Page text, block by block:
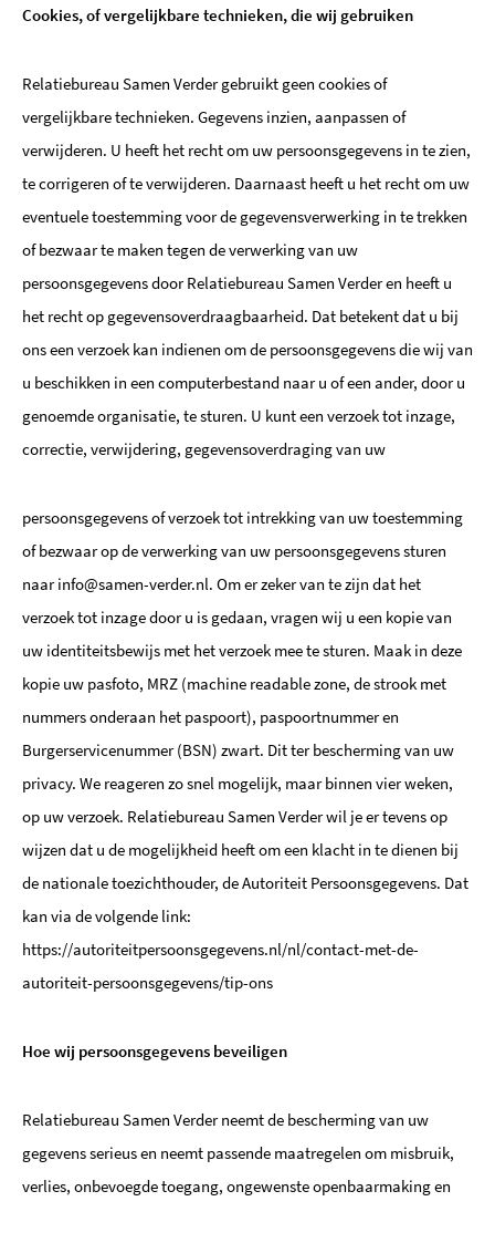
Cookies, of vergelijkbare technieken, die wij gebruiken
Relatiebureau Samen Verder gebruikt geen cookies of
vergelijkbare technieken. Gegevens inzien, aanpassen of
verwijderen. U heeft het recht om uw persoonsgegevens in te zien,
te corrigeren of te verwijderen. Daarnaast heeft u het recht om uw
eventuele toestemming voor de gegevensverwerking in te trekken
of bezwaar te maken tegen de verwerking van uw
persoonsgegevens door Relatiebureau Samen Verder en heeft u
het recht op gegevensoverdraagbaarheid. Dat betekent dat u bij
ons een verzoek kan indienen om de persoonsgegevens die wij van
u beschikken in een computerbestand naar u of een ander, door u
genoemde organisatie, te sturen. U kunt een verzoek tot inzage,
correctie, verwijdering, gegevensoverdraging van uw
persoonsgegevens of verzoek tot intrekking van uw toestemming
of bezwaar op de verwerking van uw persoonsgegevens sturen
naar info@samen-verder.nl. Om er zeker van te zijn dat het
verzoek tot inzage door u is gedaan, vragen wij u een kopie van
uw identiteitsbewijs met het verzoek mee te sturen. Maak in deze
kopie uw pasfoto, MRZ (machine readable zone, de strook met
nummers onderaan het paspoort), paspoortnummer en
Burgerservicenummer (BSN) zwart. Dit ter bescherming van uw
privacy. We reageren zo snel mogelijk, maar binnen vier weken,
op uw verzoek. Relatiebureau Samen Verder wil je er tevens op
wijzen dat u de mogelijkheid heeft om een klacht in te dienen bij
de nationale toezichthouder, de Autoriteit Persoonsgegevens. Dat
kan via de volgende link:
https://autoriteitpersoonsgegevens.nl/nl/contact-met-de-
autoriteit-persoonsgegevens/tip-ons
Hoe wij persoonsgegevens beveiligen
Relatiebureau Samen Verder neemt de bescherming van uw
gegevens serieus en neemt passende maatregelen om misbruik,
verlies, onbevoegde toegang, ongewenste openbaarmaking en